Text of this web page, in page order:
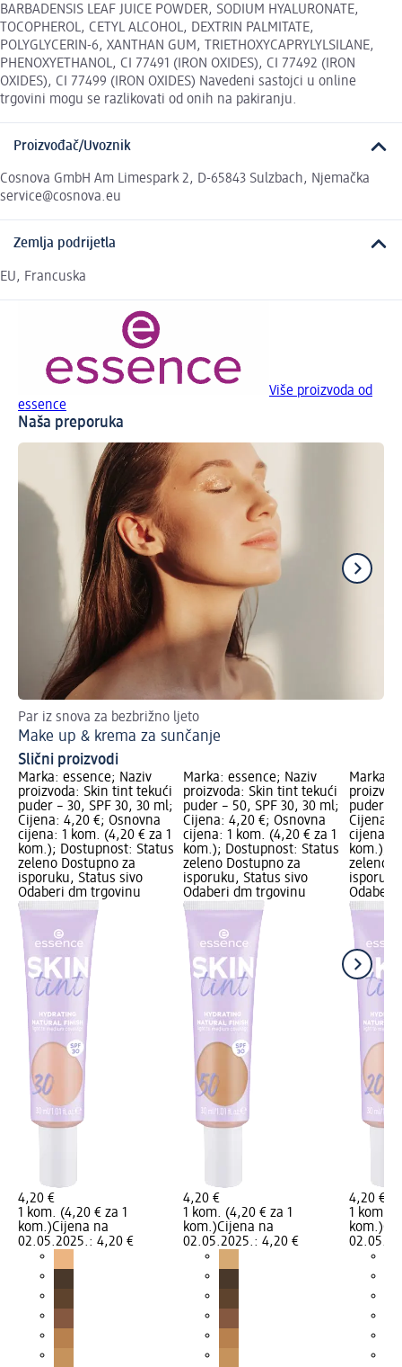
BARBADENSIS LEAF JUICE POWDER, SODIUM HYALURONATE,
TOCOPHEROL, CETYL ALCOHOL, DEXTRIN PALMITATE,
POLYGLYCERIN-6, XANTHAN GUM, TRIETHOXYCAPRYLYLSILANE,
PHENOXYETHANOL, CI 77491 (IRON OXIDES), CI 77492 (IRON
OXIDES), CI 77499 (IRON OXIDES) Navedeni sastojci u online
trgovini mogu se razlikovati od onih na pakiranju.
Proizvođač/Uvoznik
Cosnova GmbH Am Limespark 2, D-65843 Sulzbach, Njemačka
service@cosnova.eu
Zemlja podrijetla
EU, Francuska
Više proizvoda od
essence
Naša preporuka
Par iz snova za bezbrižno ljeto
Make up & krema za sunčanje
Slični proizvodi
Marka: essence; Naziv
proizvoda: Skin tint tekući
puder – 30, SPF 30, 30 ml;
Cijena: 4,20 €; Osnovna
cijena: 1 kom. (4,20 € za 1
kom.); Dostupnost: Status
zeleno Dostupno za
isporuku, Status sivo
Odaberi dm trgovinu
4,20 €
1 kom. (4,20 € za 1
kom.)Cijena na
02.05.2025.: 4,20 €
Marka: essence; Naziv
proizvoda: Skin tint tekući
puder – 50, SPF 30, 30 ml;
Cijena: 4,20 €; Osnovna
cijena: 1 kom. (4,20 € za 1
kom.); Dostupnost: Status
zeleno Dostupno za
isporuku, Status sivo
Odaberi dm trgovinu
4,20 €
1 kom. (4,20 € za 1
kom.)Cijena na
02.05.2025.: 4,20 €
Marka:
puder –
Cijena:
cijena: 1
kom.);
zeleno
Odaberi
4,20 €
1 kom.
kom.)